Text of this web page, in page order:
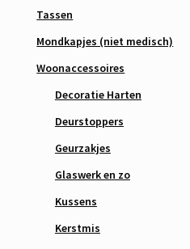
Tassen
Mondkapjes (niet medisch)
Woonaccessoires
Decoratie Harten
Deurstoppers
Geurzakjes
Glaswerk en zo
Kussens
Kerstmis